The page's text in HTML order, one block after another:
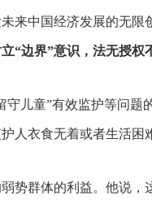
来中国经济发展的无限
“边界”意识，法无授权
儿童”有效监护等问题
人衣食无着或者生活困
势群体的利益。他说，